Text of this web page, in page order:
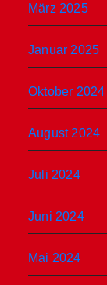
März 2025
Januar 2025
Oktober 2024
August 2024
Juli 2024
Juni 2024
Mai 2024